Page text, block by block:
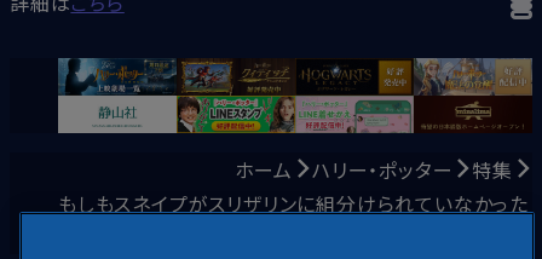
ホーム ハリー・ポッター
特集
もしもスネイプがスリザリンに組分けられていなかった